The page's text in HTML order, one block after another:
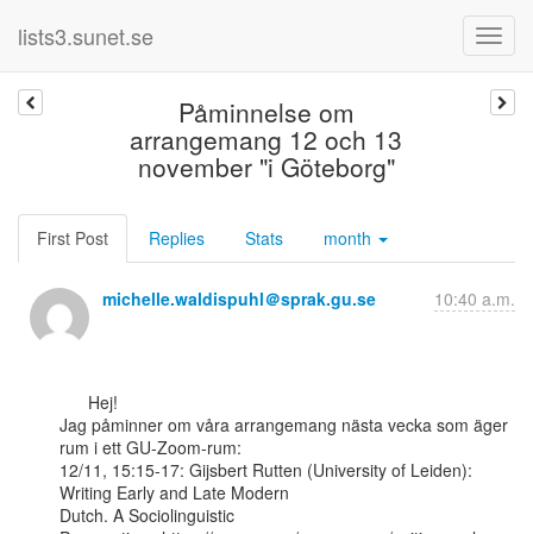
lists3.sunet.se
Påminnelse om
arrangemang 12 och 13
november "i Göteborg"
First Post Replies Stats month
michelle.waldispuhl＠sprak.gu.se 10:40 a.m.
Jag påminner om våra arrangemang nästa vecka som äger
rum i ett GU-Zoom-rum:
12/11, 15:15-17: Gijsbert Rutten (University of Leiden):
Writing Early and Late Modern
Dutch. A Sociolinguistic